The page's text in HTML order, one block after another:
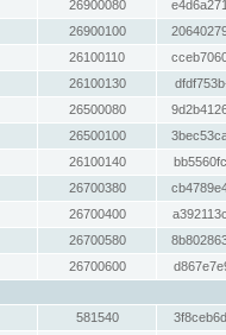
26900080
26900100
26100110
26100130
26500080
26500100
26100140
26700380
26700400
26700580
26700600
581540